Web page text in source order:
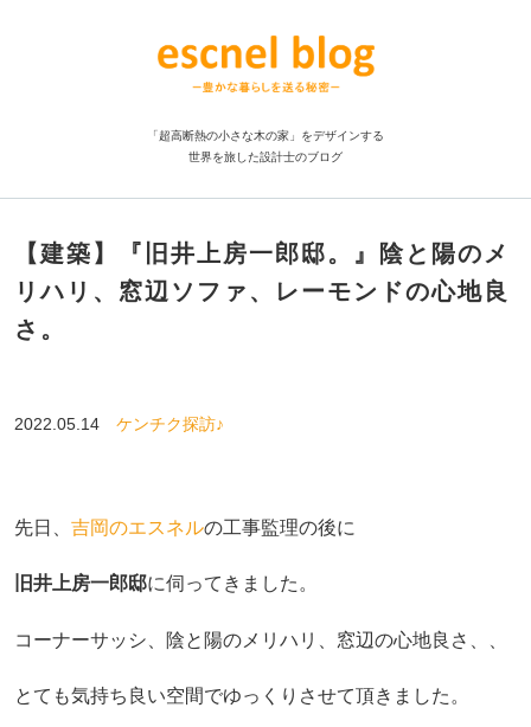
「超高断熱の小さな木の家」をデザインする
世界を旅した設計士のブログ
【建築】『旧井上房一郎邸。』陰と陽のメ
リハリ、窓辺ソファ、レーモンドの心地良
さ。
2022.05.14 ケンチク探訪♪
先日、 吉岡のエスネルの工事監理の後に
旧井上房一郎邸に伺ってきました。
コーナーサッシ、陰と陽のメリハリ、窓辺の心地良さ、、
とても気持ち良い空間でゆっくりさせて頂きました。